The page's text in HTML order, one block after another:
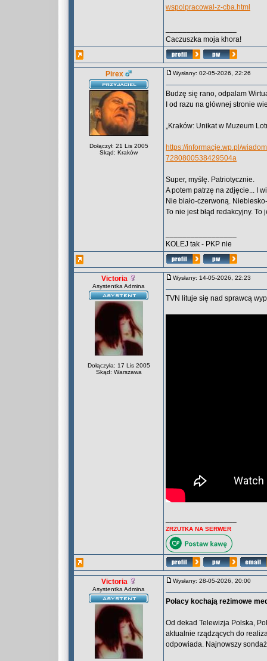
wspolpracowal-z-cba.html
Caczuszka moja khora!
Pirex
Dołączył: 21 Lis 2005
Skąd: Kraków
Wysłany: 02-05-2026, 22:26
Budzę się rano, odpalam
I od razu na głównej stronie
„Kraków: Unikat w Muzeum
https://informacje.wp.pl/
7280800538429504a
Super, myślę. Patriotycznie.
A potem patrzę na zdjęcie... I
Nie biało-czerwoną.
To nie jest błąd redakcyjny.
KOLEJ tak - PKP nie
Victoria
Asystentka Admina
Dołączyła: 17 Lis 2005
Skąd: Warszawa
Wysłany: 14-05-2026, 22:23
TVN lituje się nad sprawcą
ZRZUTKA NA SERWER
Victoria
Asystentka Admina
Wysłany: 28-05-2026, 20:00
Polacy kochają reżimowe
Od dekad Telewizja Polska,
aktualnie rządzących do
odpowiada. Najnowszy